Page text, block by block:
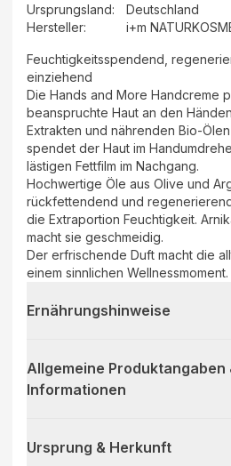
Ursprungsland:
Deutschland
Hersteller: i+m
Feuchtigkeitsspendend,
einziehend
Die Hands and More Handcreme
beanspruchte Haut an den
Extrakten und nährenden Bio-
spendet der Haut im
lästigen Fettfilm im Nachgang.
Hochwertige Öle aus Olive und Argan wirken
rückfettendend und
die Extraportion Feuchtigkeit.
macht sie geschmeidig.
Der erfrischende Duft macht die
einem sinnlichen Wellnessmoment.
Ernährungshinweise
Allgemeine Produktangaben
Informationen
Ursprung & Herkunft